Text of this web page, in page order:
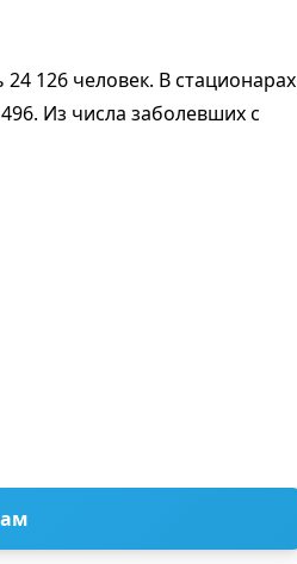
126 человек. В стационарах
Из числа заболевших с